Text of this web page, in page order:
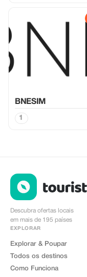
BNESIM
1
Descubra ofertas locais
em mais de 195 países
EXPLORAR
Explorar & Poupar
Todos os destinos
Como Funciona